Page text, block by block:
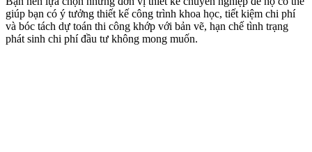
giúp bạn có ý tưởng thiết kế công trình khoa học, tiết kiệm chi phí
và bóc tách dự toán thi công khớp với bản vẽ, hạn chế tình trạng
phát sinh chi phí đầu tư không mong muốn.